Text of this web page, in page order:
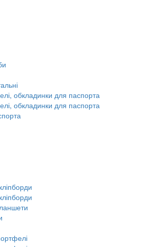
обкладинки для паспорта
обкладинки для паспорта